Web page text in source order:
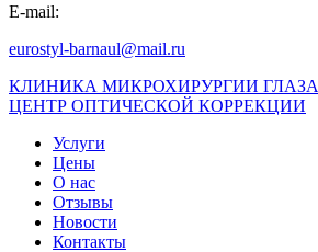
E-mail:
eurostyl-barnaul@mail.ru
КЛИНИКА МИКРОХИРУРГИИ ГЛАЗА
ЦЕНТР ОПТИЧЕСКОЙ КОРРЕКЦИИ
Услуги
Цены
О нас
Отзывы
Новости
Контакты